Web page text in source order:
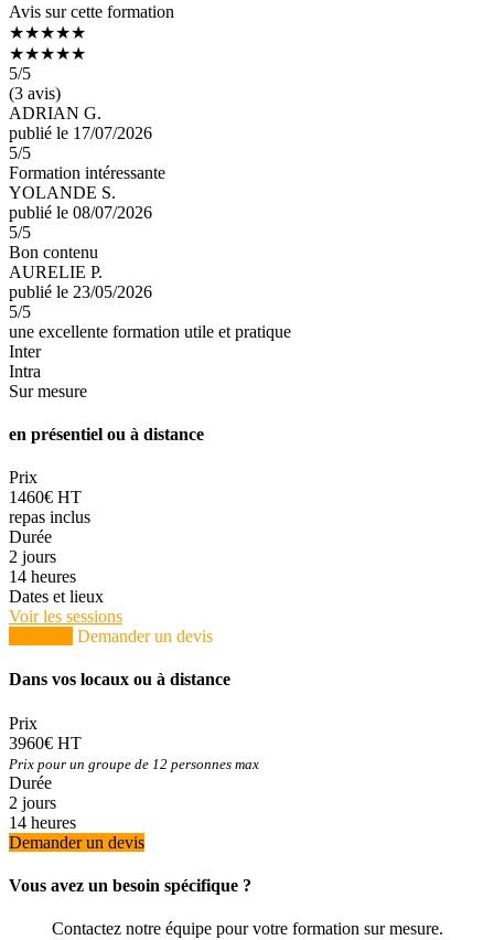
Avis sur cette formation
★★★★★
★★★★★
5/5
(3 avis)
ADRIAN G.
publié le 17/07/2026
5/5
Formation intéressante
YOLANDE S.
publié le 08/07/2026
5/5
Bon contenu
AURELIE P.
publié le 23/05/2026
5/5
une excellente formation utile et pratique
Inter
Intra
Sur mesure
en présentiel ou à distance
Prix
1460€ HT
repas inclus
Durée
2 jours
14 heures
Dates et lieux
Voir les sessions
Demander un devis
Dans vos locaux ou à distance
Prix
3960€ HT
Prix pour un groupe de 12 personnes max
Durée
2 jours
14 heures
Demander un devis
Vous avez un besoin spécifique ?
Contactez notre équipe pour votre formation sur mesure.